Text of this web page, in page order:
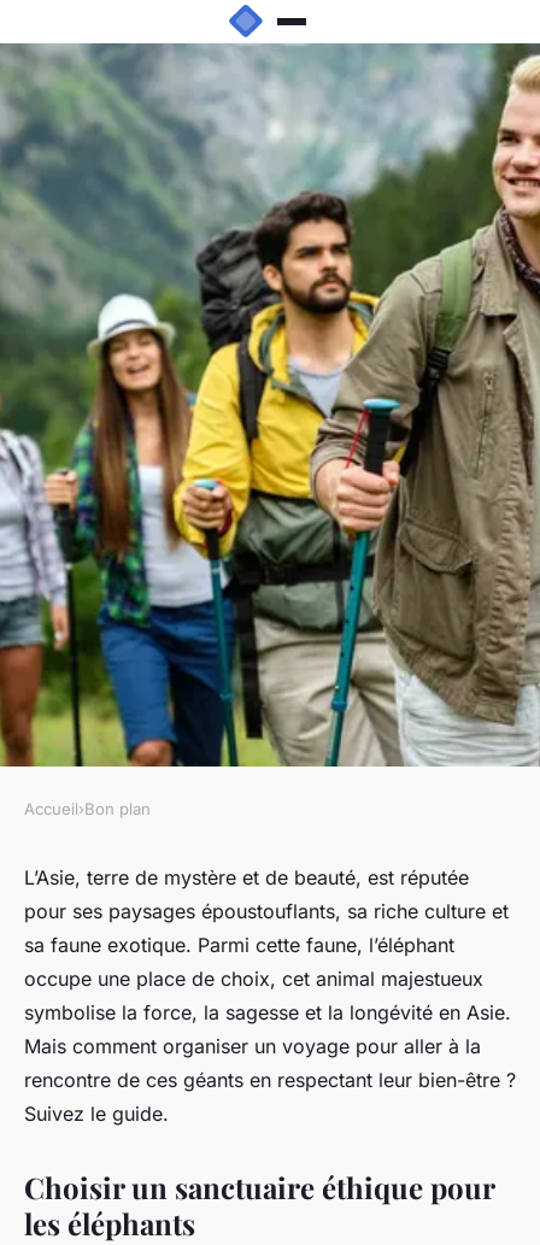
BON PLAN
Comment organiser une
excursion éthique à la
rencontre des éléphants d'Asie
?
Gaspard•10 mars 2024•5 min de lecture
Accueil›Bon plan
L’Asie, terre de mystère et de beauté, est réputée
pour ses paysages époustouflants, sa riche culture et
sa faune exotique. Parmi cette faune, l’éléphant
occupe une place de choix, cet animal majestueux
symbolise la force, la sagesse et la longévité en Asie.
Mais comment organiser un voyage pour aller à la
rencontre de ces géants en respectant leur bien-être ?
Suivez le guide.
Choisir un sanctuaire éthique pour
les éléphants